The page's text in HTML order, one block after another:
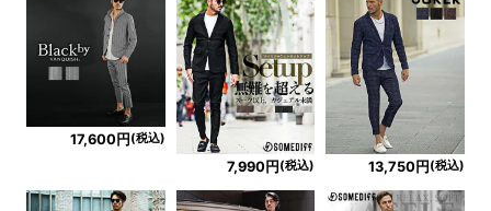
17,600円(税込)
7,990円 (税込) 13,750円 (税込)